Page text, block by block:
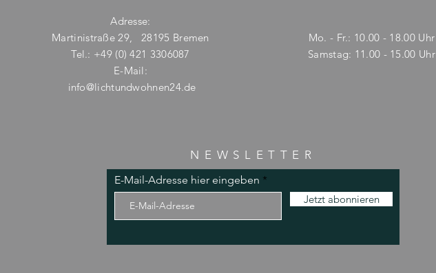
Adresse:
Martinistraße 29, 28195 Bremen
Tel.: +49 (0) 421 3306087
E-Mail:
info@lichtundwohnen24.de
Mo. - Fr.: 10.00 - 18.00 Uhr
​​Samstag: 11.00 - 15.00 Uhr
NEWSLETTER
E-Mail-Adresse hier eingeben
Jetzt abonnieren